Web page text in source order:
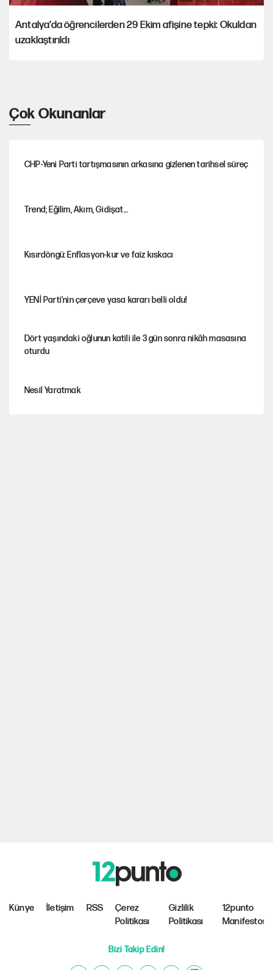
Antalya’da öğrencilerden 29 Ekim afişine tepki: Okuldan
uzaklaştırıldı
Çok Okunanlar
CHP-Yeni Parti tartışmasının arkasına gizlenen tarihsel süreç
Trend; Eğilim, Akım, Gidişat…
Kısırdöngü: Enflasyon-kur ve faiz kıskacı
YENİ Parti'nin çerçeve yasa kararı belli oldu!
Dört yaşındaki oğlunun katili ile 3 gün sonra nikâh masasına
oturdu
Nesil Yaratmak
Künye İletişim RSS
Çerez
Politikası
Gizlilik
Politikası
12punto
Manifestosu
Bizi Takip Edin!